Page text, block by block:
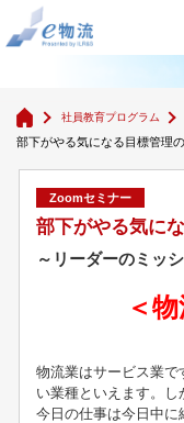
Zoomセミナー
社員教育プログラム
部下がやる気になる目標管理
Zoomセミナー
部下がやる気に
～リーダーのミッ
＜
物流業はサービス業
い業種といえます。し
今日の仕事は今日中に